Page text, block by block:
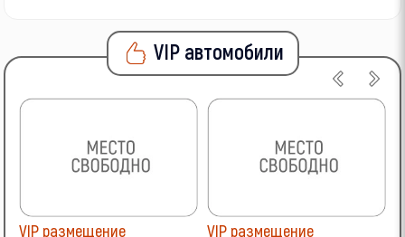
VIP автомобили
VIP размещение VIP размещение